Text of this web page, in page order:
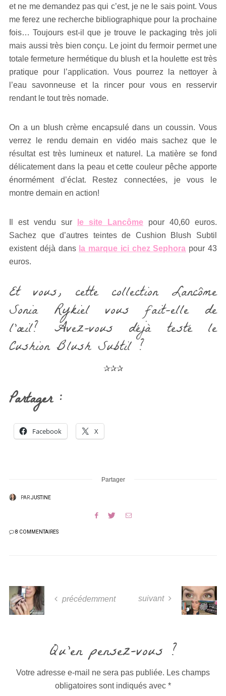
et ne me demandez pas qui c’est, je ne le sais point. Vous
me ferez une recherche bibliographique pour la prochaine
fois… Toujours est-il que je trouve le packaging très joli
mais aussi très bien conçu. Le joint du fermoir permet une
totale fermeture hermétique du blush et la houlette est très
pratique pour l’application. Vous pourrez la nettoyer à
l’eau savonneuse et la rincer pour vous en resservir
rendant le tout très nomade.
On a un blush crème encapsulé dans un coussin. Vous
verrez le rendu demain en vidéo mais sachez que le
résultat est très lumineux et naturel. La matière se fond
délicatement dans la peau et cette couleur pêche apporte
énormément d’éclat. Restez connectées, je vous le
montre demain en action!
Il est vendu sur le site Lancôme pour 40,60 euros.
Sachez que d’autres teintes de Cushion Blush Subtil
existent déjà dans la marque ici chez Sephora pour 43
euros.
Et vous, cette collection Lancôme
Sonia Rykiel vous fait-elle de
l’œil? Avez-vous déjà testé le
Cushion Blush Subtil ?
✰✰✰
Partager :
Facebook X
Partager
PARJUSTINE
8 COMMENTAIRES
précédemment suivant
Qu'en pensez-vous ?
Votre adresse e-mail ne sera pas publiée. Les champs
obligatoires sont indiqués avec *